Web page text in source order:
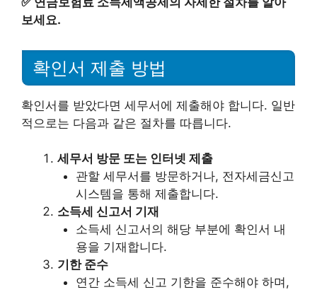
보세요.
확인서 제출 방법
확인서를 받았다면 세무서에 제출해야 합니다. 일반
적으로는 다음과 같은 절차를 따릅니다.
세무서 방문 또는 인터넷 제출
관할 세무서를 방문하거나, 전자세금신고
시스템을 통해 제출합니다.
소득세 신고서 기재
소득세 신고서의 해당 부분에 확인서 내
용을 기재합니다.
기한 준수
연간 소득세 신고 기한을 준수해야 하며,